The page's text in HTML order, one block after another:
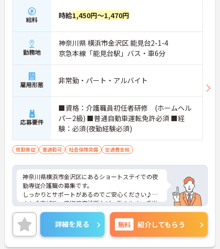
給料 時給1,450円～1,470円
勤務地
神奈川県 横浜市金沢区 能見台2-1-4
京急本線「能見台駅」バス・車6分
雇用形態 非常勤・パート・アルバイト
応募要件
■資格：介護職員初任者研修 (ホームヘル
パー2級) ■普通自動車運転免許必須 ■経
験：必須(夜勤経験必須)
夜勤専従 車通勤可 社会保険完備 交通費支給
神奈川県横浜市金沢区にあるショートステイでの夜
勤専従介護職の募集です。
しっかりとサポートがあるのでご安心ください♪
また食事補助、定期健康診断など、働きやすい手当
や福利厚生が整っています☆
ご興味のある方には、面接対策ポイントなど、さら
に詳細をお話しいたしますのでお気軽にご相談くだ
さい！
詳細を見る 無料 紹介してもらう